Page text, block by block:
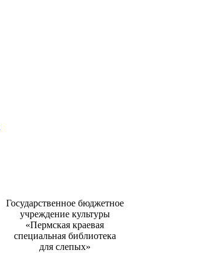
Государственное бюджетное
учреждение культуры
«Пермская краевая
специальная библиотека
для слепых»